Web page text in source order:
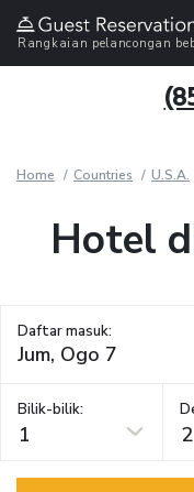
Rangkaian pelancongan
Home Countries U.S.A.
Hotel
Daftar masuk:
Bilik-bilik:
1 2